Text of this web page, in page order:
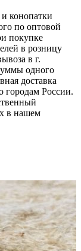
конопатки
по оптовой
покупке
в розницу
в г.
одного
доставка
городам России.
в нашем